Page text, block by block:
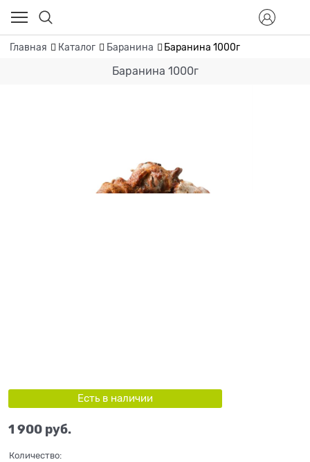
Главная Каталог Баранина Баранина 1000г
Баранина 1000г
Есть в наличии
1 900 руб.
Количество: